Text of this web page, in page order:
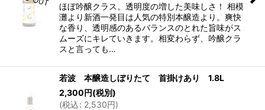
ほぼ吟醸クラス。透明度の増した美味しさ！ 相模
灘より新酒一発目は人気の特別本醸造より。爽快
な香り、透明感のあるバランスのとれた旨味がス
ムーズにキレていきます。相変わらず、吟醸クラ
スと言っても…
若波 本醸造しぼりたて 首掛けあり 1.8L
2,300円(税別)
(税込: 2,530円)